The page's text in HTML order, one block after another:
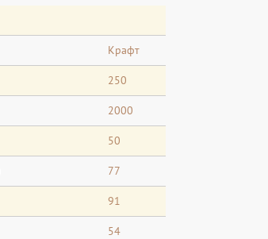
Крафт
250
2000
50
77
91
54